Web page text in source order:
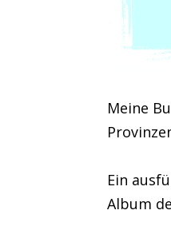
Meine
Ein
Album